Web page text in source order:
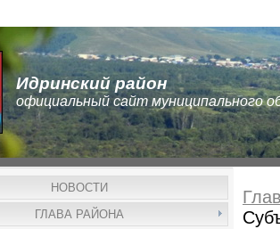
Идринский район
официальный сайт муниципального
НОВОСТИ
ГЛАВА РАЙОНА